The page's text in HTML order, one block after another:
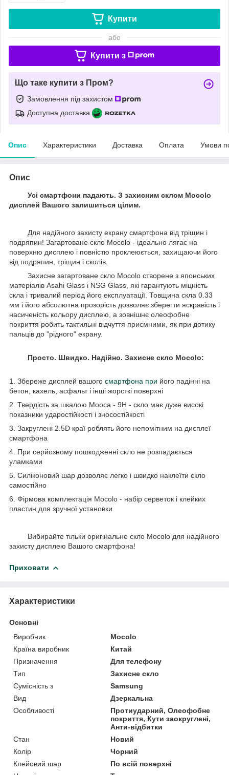
Купити
або
Купити з
Що таке купити з Пром?
Замовлення під захистом
Доступна доставка
Опис Характеристики Доставка Оплата Умови
Опис
Усі смартфони падають. З захисним склом Mocolo
дисплей Вашого залишиться цілим.
Для надійного захисту екрану смартфона від тріщин і
подряпин! Загартоване скло Mocolo - ідеально лягає на
поверхню дисплею і повністю проклеюється, захищаючи його
від подряпин, тріщин і сколів.
Захисне загартоване скло Mocolo створене з японських
матеріалів Asahi Glass і NSG Glass, які гарантують міцність
скла і тривалий період його експлуатації. Товщина скла 0.33
мм і його абсолютна прозорість дозволяє зберегти яскравість і
насиченість кольору дисплею, а зовнішнє олеофобне
покриття робить тактильні відчуття приємними, як при дотику
пальців до "рідного" екрану.
Просто. Швидко. Надійно. Захисне скло Mocolo:
1. Збереже дисплей вашого смартфона при його падінні на
бетон, кахель, асфальт і інші жорсткі поверхні
2. Твердість за шкалою Мооса - 9Н - скло має дуже високі
показники ударостійкості і зносостійкості
3. Закруглені 2.5D краї роблять його непомітним на дисплеї
смартфона
4. При серйозному пошкодженні скло не розпадається
уламками
5. Силіконовий шар дозволяє легко і швидко наклеїти скло
самостійно
6. Фірмова комплектація Mocolo - набір серветок і клейких
пластин для зручної установки
Вибирайте тільки оригінальне скло Mocolo для надійного
захисту дисплею Вашого смартфона!
Приховати
Характеристики
Основні
Виробник
Mocolo
Країна виробник
Китай
Призначення
Для телефону
Тип
Захисне скло
Сумісність з
Samsung
Вид
Дзеркальна
Особливості
Протиударний, Олеофобне
покриття, Кути заокруглені,
Анти-відбитки
Стан
Новий
Колір
Чорний
Клейовий шар
По всій поверхні